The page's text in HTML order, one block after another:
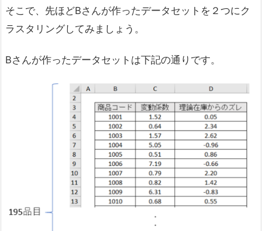
そこで、先ほどBさんが作ったデータセットを２つにク
ラスタリングしてみましょう。
Bさんが作ったデータセットは下記の通りです。